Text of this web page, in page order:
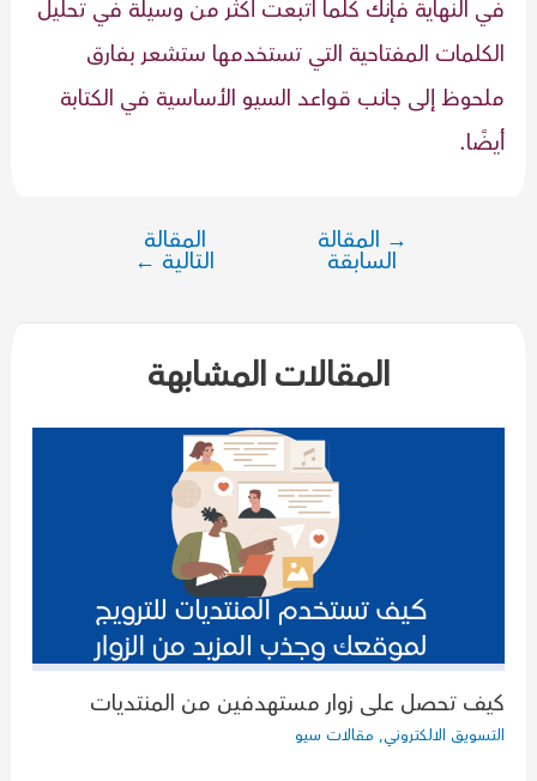
في النهاية فإنك كلما اتبعت أكثر من وسيلة في تحليل
الكلمات المفتاحية التي تستخدمها ستشعر بفارق
ملحوظ إلى جانب قواعد السيو الأساسية في الكتابة
أيضًا.
تصفّح→ المقالة
السابقة
المقالة
التالية ←
المقالات المشابهة
كيف تحصل على زوار مستهدفين من المنتديات
التسويق الالكتروني, مقالات سيو